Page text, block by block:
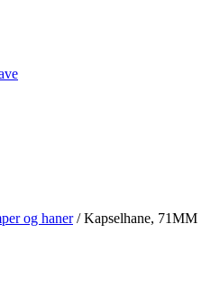
og haner/ Kapselhane, 71MM